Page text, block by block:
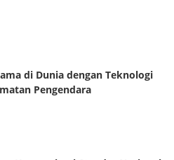
di Dunia dengan Teknologi
Pengendara